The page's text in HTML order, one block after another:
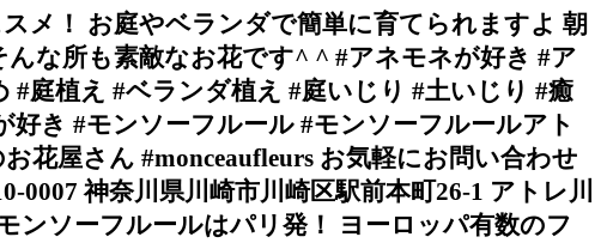
メ！ お庭やベランダで簡単に育てられますよ 朝
な所も素敵なお花です^ ^ #アネモネが好き #ア
庭植え #ベランダ植え #庭いじり #土いじり #癒
好き #モンソーフルール #モンソーフルールアト
花屋さん #monceaufleurs お気軽にお問い合わせ
奈川県川崎市川崎区駅前本町26-1 アトレ川
ーフルールはパリ発！ ヨーロッパ有数のフ